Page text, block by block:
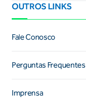
OUTROS LINKS
Fale Conosco
Perguntas Frequentes
Imprensa